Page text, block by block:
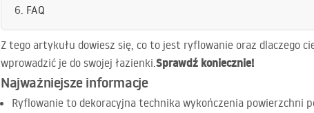
FAQ
Z tego artykułu dowiesz się, co to jest ryflowanie oraz dlaczego
wprowadzić je do swojej łazienki.Sprawdź koniecznie!
Najważniejsze informacje
Ryflowanie to dekoracyjna technika wykończenia powierzchni